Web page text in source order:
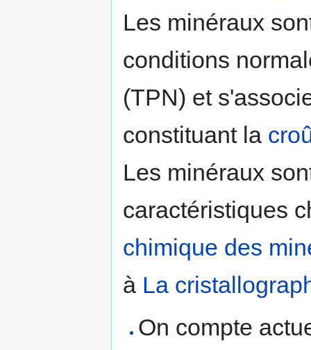
Les minéraux
conditions
(TPN) et
constituant la
Les minéraux
caractéristiques
chimique des
à La
On compte